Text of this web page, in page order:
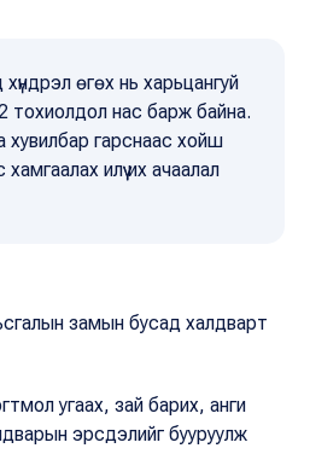
өгөх нь харьцангуй
2 тохиолдол нас барж байна.
хувилбар гарснаас хойш
илүү их ачаалал
замын бусад халдварт
угаах, зай барих, анги
эрсдэлийг бууруулж